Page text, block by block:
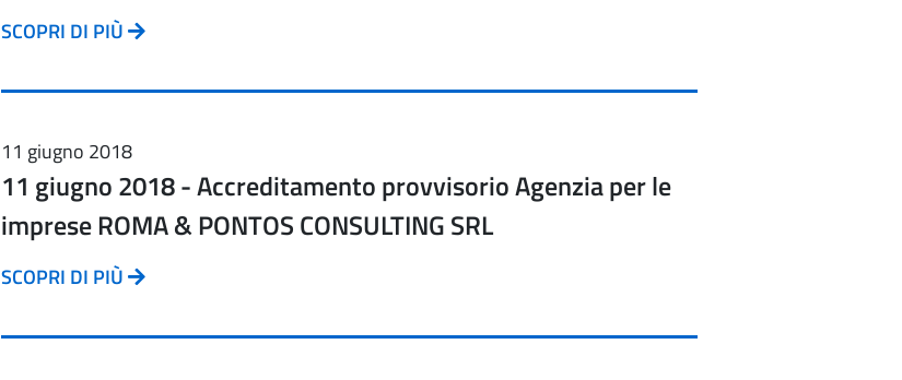
SCOPRI DI PIÙ
11 giugno 2018
11 giugno 2018 - Accreditamento provvisorio Agenzia per le
imprese ROMA & PONTOS CONSULTING SRL
SCOPRI DI PIÙ